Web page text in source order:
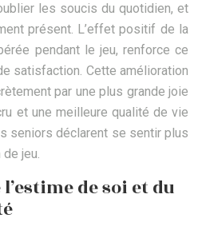
les soucis du quotidien, et
présent. L’effet positif de la
pendant le jeu, renforce ce
satisfaction. Cette amélioration
par une plus grande joie
et une meilleure qualité de vie
seniors déclarent se sentir plus
jeu.
de soi et du